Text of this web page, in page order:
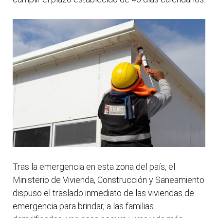
Tras la emergencia en esta zona del país, el
Ministerio de Vivienda, Construcción y Saneamiento
dispuso el traslado inmediato de las viviendas de
emergencia para brindar, a las familias